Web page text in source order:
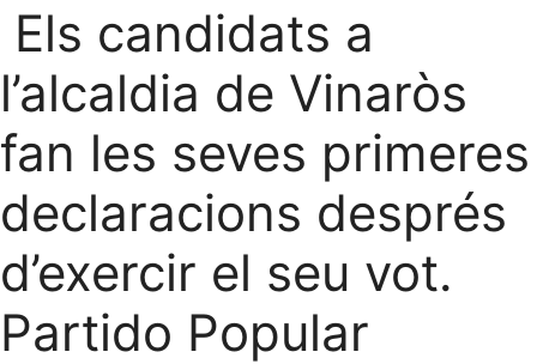
Els candidats a
l’alcaldia de Vinaròs
fan les seves primeres
declaracions després
d’exercir el seu vot.
Partido Popular